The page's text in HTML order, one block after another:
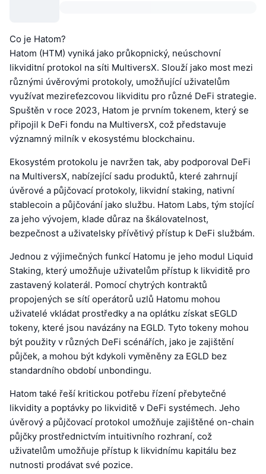
Co je Hatom?
Hatom (HTM) vyniká jako průkopnický, neúschovní
likviditní protokol na síti MultiversX. Slouží jako most mezi
různými úvěrovými protokoly, umožňující uživatelům
využívat mezireťezcovou likviditu pro různé DeFi strategie.
Spuštěn v roce 2023, Hatom je prvním tokenem, který se
připojil k DeFi fondu na MultiversX, což představuje
významný milník v ekosystému blockchainu.
Ekosystém protokolu je navržen tak, aby podporoval DeFi
na MultiversX, nabízející sadu produktů, které zahrnují
úvěrové a půjčovací protokoly, likvidní staking, nativní
stablecoin a půjčování jako službu. Hatom Labs, tým stojící
za jeho vývojem, klade důraz na škálovatelnost,
bezpečnost a uživatelsky přívětivý přístup k DeFi službám.
Jednou z výjimečných funkcí Hatomu je jeho modul Liquid
Staking, který umožňuje uživatelům přístup k likviditě pro
zastavený kolaterál. Pomocí chytrých kontraktů
propojených se sítí operátorů uzlů Hatomu mohou
uživatelé vkládat prostředky a na oplátku získat sEGLD
tokeny, které jsou navázány na EGLD. Tyto tokeny mohou
být použity v různých DeFi scénářích, jako je zajištění
půjček, a mohou být kdykoli vyměněny za EGLD bez
standardního období unbondingu.
Hatom také řeší kritickou potřebu řízení přebytečné
likvidity a poptávky po likviditě v DeFi systémech. Jeho
úvěrový a půjčovací protokol umožňuje zajištěné on-chain
půjčky prostřednictvím intuitivního rozhraní, což
uživatelům umožňuje přístup k likvidnímu kapitálu bez
nutnosti prodávat své pozice.